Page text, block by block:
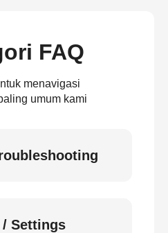
FAQ
menavigasi
umum kami
/ Settings